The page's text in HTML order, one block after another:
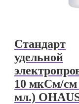
Стандарт
удельной
10 мкСм/см
мл.)